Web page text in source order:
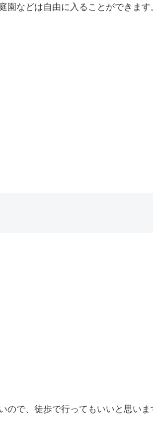
園などは自由に入ることができます
で、徒歩で行ってもいいと思いま